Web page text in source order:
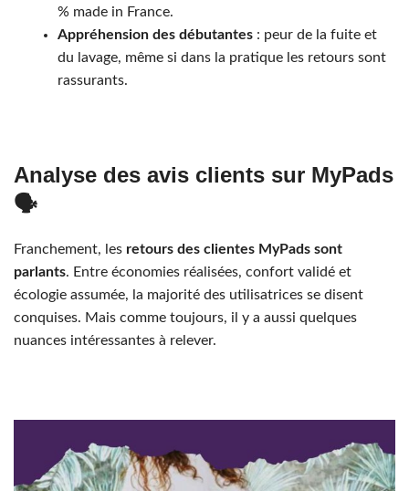
% made in France.
Appréhension des débutantes : peur de la fuite et
du lavage, même si dans la pratique les retours sont
rassurants.
Analyse des avis clients sur MyPads
🗣️
Franchement, les retours des clientes MyPads sont
parlants. Entre économies réalisées, confort validé et
écologie assumée, la majorité des utilisatrices se disent
conquises. Mais comme toujours, il y a aussi quelques
nuances intéressantes à relever.